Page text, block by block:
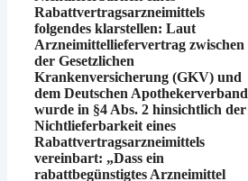
Rabattvertragsarzneimittels
folgendes klarstellen: Laut
Arzneimittelliefervertrag zwischen
der Gesetzlichen
Krankenversicherung (GKV) und
dem Deutschen Apothekerverband
wurde in §4 Abs. 2 hinsichtlich der
Nichtlieferbarkeit eines
Rabattvertragsarzneimittels
vereinbart: „Dass ein
rabattbegünstigtes Arzneimittel